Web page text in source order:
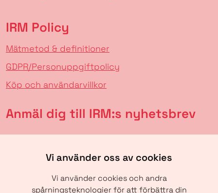
Vi använder oss av cookies
Vi använder cookies och andra
spårningsteknologier för att förbättra din
IRM Policy
Mätmetod & definitioner
GDPR/Personuppgiftpolicy
Köp och användarvillkor
Anmäl dig till IRM:s nyhetsbrev